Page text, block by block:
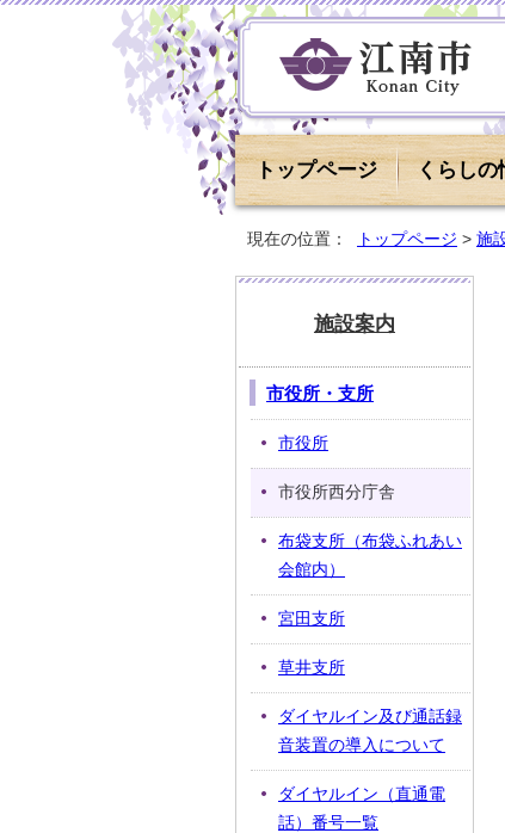
トップページ くらしの
現在の位置： トップページ > 施
施設案内
市役所・支所
市役所
市役所西分庁舎
布袋支所（布袋ふれあい
会館内）
宮田支所
草井支所
ダイヤルイン及び通話録
音装置の導入について
ダイヤルイン（直通電
話）番号一覧